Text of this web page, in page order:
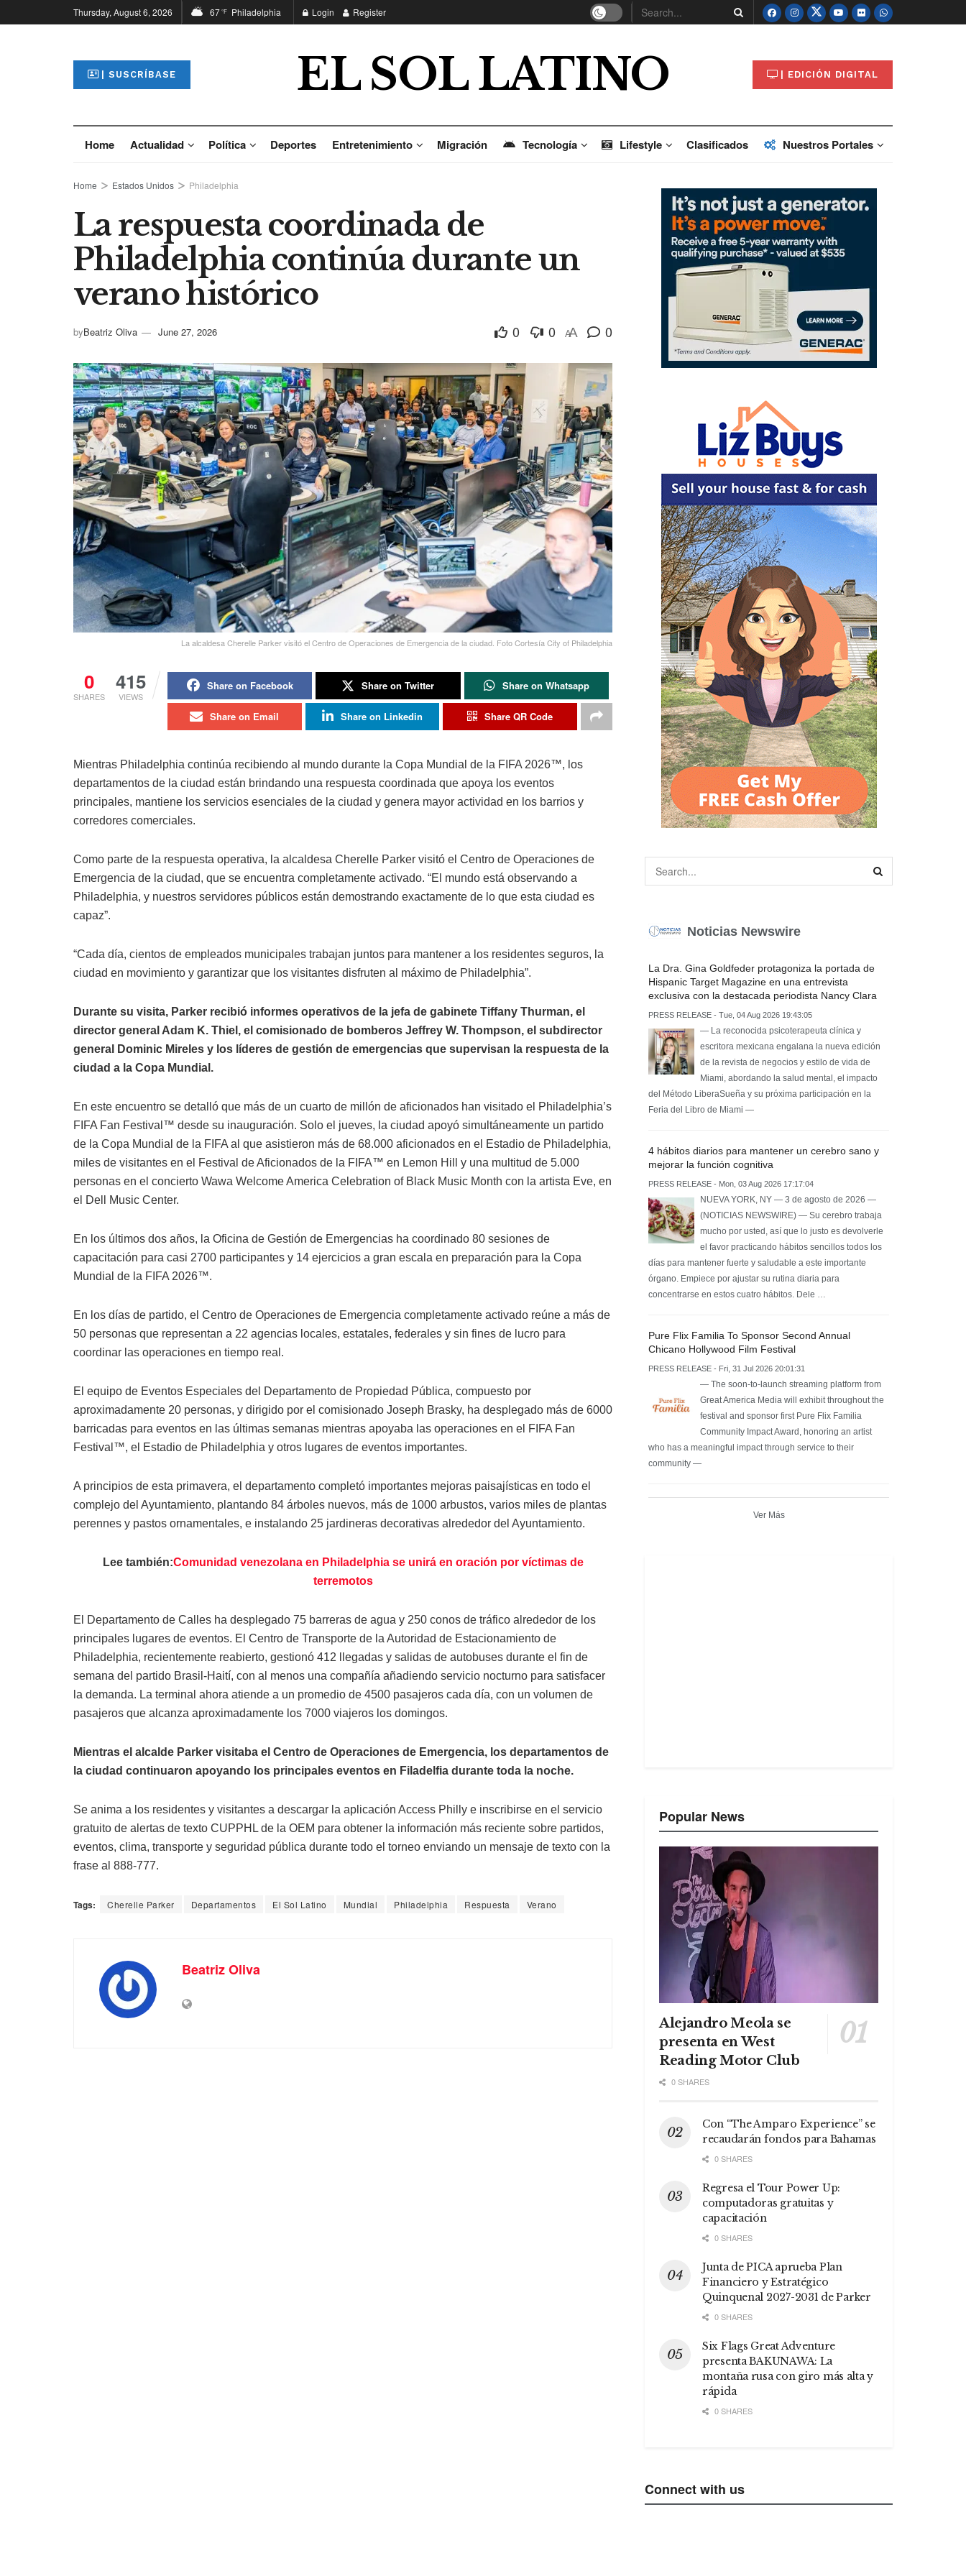
Thursday, August 6, 2026 67°F Philadelphia Login Register
| SUSCRÍBASE EL SOL LATINO | EDICIÓN DIGITAL
Home Actualidad Política Deportes Entretenimiento Migración Tecnología Lifestyle Clasificados Nuestros Portales
Home Estados Unidos Philadelphia
La respuesta coordinada de
Philadelphia continúa durante un
verano histórico
byBeatriz Oliva June 27, 2026 0 0 AA 0
La alcaldesa Cherelle Parker visitó el Centro de Operaciones de Emergencia de la ciudad. Foto Cortesía City of Philadelphia
0
SHARES
415
VIEWS
Share on Facebook Share on Twitter Share on Whatsapp
Share on Email Share on Linkedin Share QR Code
Mientras Philadelphia continúa recibiendo al mundo durante la Copa Mundial de la FIFA 2026™, los
departamentos de la ciudad están brindando una respuesta coordinada que apoya los eventos
principales, mantiene los servicios esenciales de la ciudad y genera mayor actividad en los barrios y
corredores comerciales.
Como parte de la respuesta operativa, la alcaldesa Cherelle Parker visitó el Centro de Operaciones de
Emergencia de la ciudad, que se encuentra completamente activado. “El mundo está observando a
Philadelphia, y nuestros servidores públicos están demostrando exactamente de lo que esta ciudad es
capaz”.
“Cada día, cientos de empleados municipales trabajan juntos para mantener a los residentes seguros, la
ciudad en movimiento y garantizar que los visitantes disfruten al máximo de Philadelphia”.
Durante su visita, Parker recibió informes operativos de la jefa de gabinete Tiffany Thurman, el
director general Adam K. Thiel, el comisionado de bomberos Jeffrey W. Thompson, el subdirector
general Dominic Mireles y los líderes de gestión de emergencias que supervisan la respuesta de la
ciudad a la Copa Mundial.
En este encuentro se detalló que más de un cuarto de millón de aficionados han visitado el Philadelphia’s
FIFA Fan Festival™ desde su inauguración. Solo el jueves, la ciudad apoyó simultáneamente un partido
de la Copa Mundial de la FIFA al que asistieron más de 68.000 aficionados en el Estadio de Philadelphia,
miles de visitantes en el Festival de Aficionados de la FIFA™ en Lemon Hill y una multitud de 5.000
personas en el concierto Wawa Welcome America Celebration of Black Music Month con la artista Eve, en
el Dell Music Center.
En los últimos dos años, la Oficina de Gestión de Emergencias ha coordinado 80 sesiones de
capacitación para casi 2700 participantes y 14 ejercicios a gran escala en preparación para la Copa
Mundial de la FIFA 2026™.
En los días de partido, el Centro de Operaciones de Emergencia completamente activado reúne a más de
50 personas que representan a 22 agencias locales, estatales, federales y sin fines de lucro para
coordinar las operaciones en tiempo real.
El equipo de Eventos Especiales del Departamento de Propiedad Pública, compuesto por
aproximadamente 20 personas, y dirigido por el comisionado Joseph Brasky, ha desplegado más de 6000
barricadas para eventos en las últimas semanas mientras apoyaba las operaciones en el FIFA Fan
Festival™, el Estadio de Philadelphia y otros lugares de eventos importantes.
A principios de esta primavera, el departamento completó importantes mejoras paisajísticas en todo el
complejo del Ayuntamiento, plantando 84 árboles nuevos, más de 1000 arbustos, varios miles de plantas
perennes y pastos ornamentales, e instalando 25 jardineras decorativas alrededor del Ayuntamiento.
Lee también:Comunidad venezolana en Philadelphia se unirá en oración por víctimas de
terremotos
El Departamento de Calles ha desplegado 75 barreras de agua y 250 conos de tráfico alrededor de los
principales lugares de eventos. El Centro de Transporte de la Autoridad de Estacionamiento de
Philadelphia, recientemente reabierto, gestionó 412 llegadas y salidas de autobuses durante el fin de
semana del partido Brasil-Haití, con al menos una compañía añadiendo servicio nocturno para satisfacer
la demanda. La terminal ahora atiende a un promedio de 4500 pasajeros cada día, con un volumen de
pasajeros que alcanza aproximadamente los 7000 viajeros los domingos.
Mientras el alcalde Parker visitaba el Centro de Operaciones de Emergencia, los departamentos de
la ciudad continuaron apoyando los principales eventos en Filadelfia durante toda la noche.
Se anima a los residentes y visitantes a descargar la aplicación Access Philly e inscribirse en el servicio
gratuito de alertas de texto CUPPHL de la OEM para obtener la información más reciente sobre partidos,
eventos, clima, transporte y seguridad pública durante todo el torneo enviando un mensaje de texto con la
frase al 888-777.
Tags: Cherelle Parker Departamentos El Sol Latino Mundial Philadelphia Respuesta Verano
Beatriz Oliva
Noticias Newswire
La Dra. Gina Goldfeder protagoniza la portada de
Hispanic Target Magazine en una entrevista
exclusiva con la destacada periodista Nancy Clara
PRESS RELEASE - Tue, 04 Aug 2026 19:43:05
— La reconocida psicoterapeuta clínica y
escritora mexicana engalana la nueva edición
de la revista de negocios y estilo de vida de
Miami, abordando la salud mental, el impacto
del Método LiberaSueña y su próxima participación en la
Feria del Libro de Miami —
4 hábitos diarios para mantener un cerebro sano y
mejorar la función cognitiva
PRESS RELEASE - Mon, 03 Aug 2026 17:17:04
NUEVA YORK, NY — 3 de agosto de 2026 —
(NOTICIAS NEWSWIRE) — Su cerebro trabaja
mucho por usted, así que lo justo es devolverle
el favor practicando hábitos sencillos todos los
días para mantener fuerte y saludable a este importante
órgano. Empiece por ajustar su rutina diaria para
concentrarse en estos cuatro hábitos. Dele …
Pure Flix Familia To Sponsor Second Annual
Chicano Hollywood Film Festival
PRESS RELEASE - Fri, 31 Jul 2026 20:01:31
— The soon-to-launch streaming platform from
Great America Media will exhibit throughout the
festival and sponsor first Pure Flix Familia
Community Impact Award, honoring an artist
who has a meaningful impact through service to their
community —
Ver Más
Popular News
Alejandro Meola se
presenta en West
Reading Motor Club
0 SHARES
Con “The Amparo Experience” se
recaudarán fondos para Bahamas
0 SHARES
Regresa el Tour Power Up:
computadoras gratuitas y
capacitación
0 SHARES
Junta de PICA aprueba Plan
Financiero y Estratégico
Quinquenal 2027-2031 de Parker
0 SHARES
Six Flags Great Adventure
presenta BAKUNAWA: La
montaña rusa con giro más alta y
rápida
0 SHARES
Connect with us